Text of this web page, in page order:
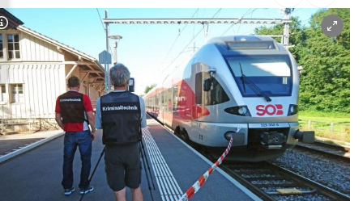
Untermenü
Untermenü
Untermenü
Untermenü
Untermenü
Copyright-Hinweis öffnen/schließen